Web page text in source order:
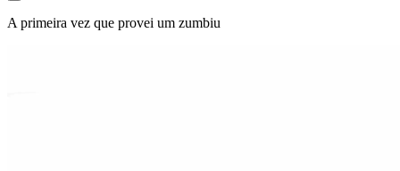
A primeira vez que provei um zumbiu